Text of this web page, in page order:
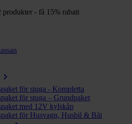
- få 15% rabatt
chevron_right
för stuga - Kompletta
för stuga – Grundpaket
med 12V kylskåp
för Husvagn, Husbil & Båt